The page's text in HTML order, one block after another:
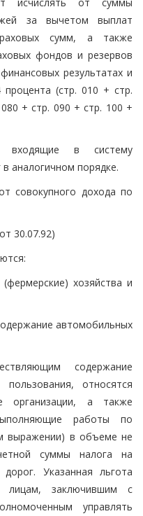
за вычетом выплат
сумм, а также
фондов и резервов
результатах и
(стр. 010 + стр.
+ стр. 090 + стр. 100 +
входящие в систему
аналогичном порядке.
совокупного дохода по
30.07.92)
хозяйства и
автомобильных
содержание
относятся
организации, а также
работы по
выражении) в объеме не
суммы налога на
Указанная льгота
лицам, заключившим с
управлять